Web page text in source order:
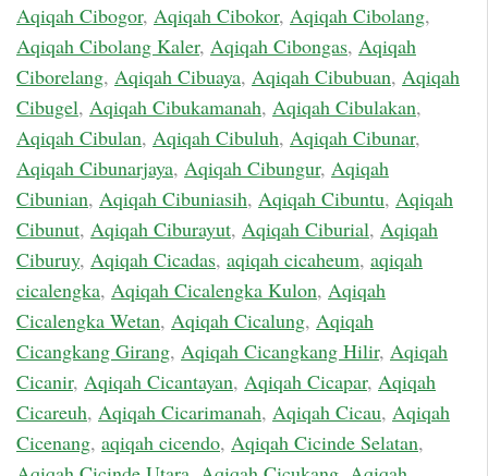
Aqiqah Cibogor, Aqiqah Cibokor, Aqiqah Cibolang,
Aqiqah Cibolang Kaler, Aqiqah Cibongas, Aqiqah
Ciborelang, Aqiqah Cibuaya, Aqiqah Cibubuan, Aqiqah
Cibugel, Aqiqah Cibukamanah, Aqiqah Cibulakan,
Aqiqah Cibulan, Aqiqah Cibuluh, Aqiqah Cibunar,
Aqiqah Cibunarjaya, Aqiqah Cibungur, Aqiqah
Cibunian, Aqiqah Cibuniasih, Aqiqah Cibuntu, Aqiqah
Cibunut, Aqiqah Ciburayut, Aqiqah Ciburial, Aqiqah
Ciburuy, Aqiqah Cicadas, aqiqah cicaheum, aqiqah
cicalengka, Aqiqah Cicalengka Kulon, Aqiqah
Cicalengka Wetan, Aqiqah Cicalung, Aqiqah
Cicangkang Girang, Aqiqah Cicangkang Hilir, Aqiqah
Cicanir, Aqiqah Cicantayan, Aqiqah Cicapar, Aqiqah
Cicareuh, Aqiqah Cicarimanah, Aqiqah Cicau, Aqiqah
Cicenang, aqiqah cicendo, Aqiqah Cicinde Selatan,